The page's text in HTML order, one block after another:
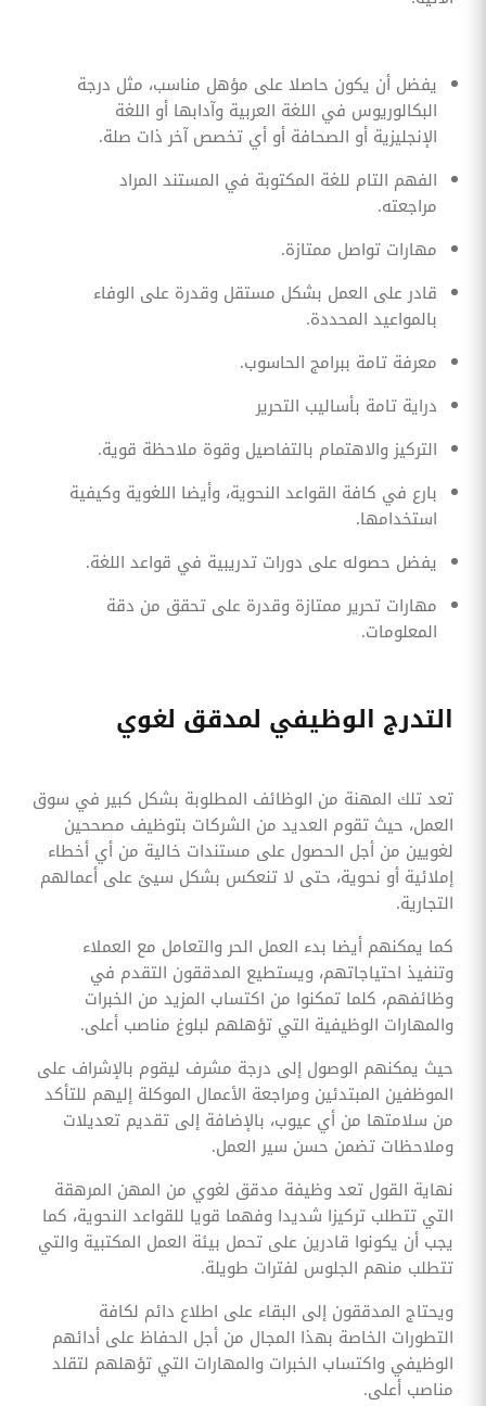
يفضل أن يكون حاصلا على مؤهل مناسب، مثل درجة
البكالوريوس في اللغة العربية وآدابها أو اللغة
الإنجليزية أو الصحافة أو أي تخصص آخر ذات صلة.
الفهم التام للغة المكتوبة في المستند المراد
مراجعته.
مهارات تواصل ممتازة.
قادر على العمل بشكل مستقل وقدرة على الوفاء
بالمواعيد المحددة.
معرفة تامة ببرامج الحاسوب.
دراية تامة بأساليب التحرير
التركيز والاهتمام بالتفاصيل وقوة ملاحظة قوية.
بارع في كافة القواعد النحوية، وأيضا اللغوية وكيفية
استخدامها.
يفضل حصوله على دورات تدريبية في قواعد اللغة.
مهارات تحرير ممتازة وقدرة على تحقق من دقة
المعلومات.
التدرج الوظيفي لمدقق لغوي
تعد تلك المهنة من الوظائف المطلوبة بشكل كبير في سوق
العمل، حيث تقوم العديد من الشركات بتوظيف مصححين
لغويين من أجل الحصول على مستندات خالية من أي أخطاء
إملائية أو نحوية، حتى لا تنعكس بشكل سيئ على أعمالهم
التجارية.
كما يمكنهم أيضا بدء العمل الحر والتعامل مع العملاء
وتنفيذ احتياجاتهم، ويستطيع المدققون التقدم في
وظائفهم، كلما تمكنوا من اكتساب المزيد من الخبرات
والمهارات الوظيفية التي تؤهلهم لبلوغ مناصب أعلى.
حيث يمكنهم الوصول إلى درجة مشرف ليقوم بالإشراف على
الموظفين المبتدئين ومراجعة الأعمال الموكلة إليهم للتأكد
من سلامتها من أي عيوب، بالإضافة إلى تقديم تعديلات
وملاحظات تضمن حسن سير العمل.
نهاية القول تعد وظيفة مدقق لغوي من المهن المرهقة
التي تتطلب تركيزا شديدا وفهما قويا للقواعد النحوية، كما
يجب أن يكونوا قادرين على تحمل بيئة العمل المكتبية والتي
تتطلب منهم الجلوس لفترات طويلة.
ويحتاج المدققون إلى البقاء على اطلاع دائم لكافة
التطورات الخاصة بهذا المجال من أجل الحفاظ على أدائهم
الوظيفي واكتساب الخبرات والمهارات التي تؤهلهم لتقلد
مناصب أعلى.